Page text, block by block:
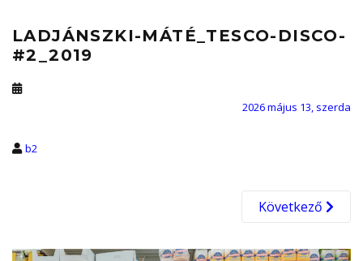
LADJÁNSZKI-MÁTÉ_TESCO-DISCO-
#2_2019
2026 május 13, szerda
b2
Következő